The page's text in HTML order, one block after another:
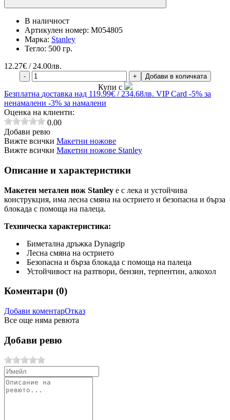
В наличност
Артикулен номер: M054805
Марка: Stanley
Тегло: 500 гр.
12.27€ / 24.00лв.
- + Добави в количката
Купи с
Безплатна доставка над 119.99€ / 234.68лв. VIP Card -5% за
ненамалени -3% за намалени
Оценка на клиенти:
0.00
Добави ревю
Вижте всички Макетни ножове
Вижте всички Макетни ножове Stanley
Описание и характеристики
Макетен метален нож Stanley е с лека и устойчива
конструкция, има лесна смяна на острието и безопасна и бърза
блокада с помоща на палеца.
Техническа характеристика:
Биметална дръжка Dynagrip
Лесна смяна на острието
Безопасна и бърза блокада с помоща на палеца
Устойчивост на разтвори, бензин, терпентин, алкохол
Коментари (0)
Добави коментарОтказ
Все още няма ревюта
Добави ревю